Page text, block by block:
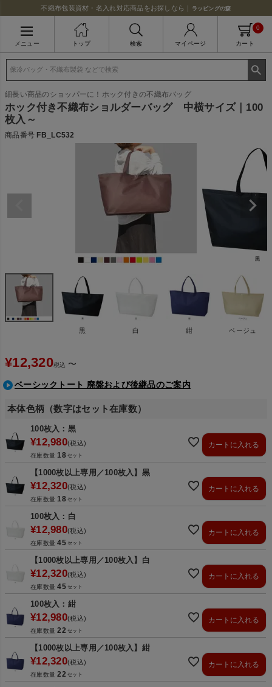
不織布包装資材・名入れ対応商品をお探しなら｜ ラッピングの森
メニュー トップ 検索 マイページ カート
0
細長い商品のショッパーに！ホック付きの不織布バッグ
ホック付き不織布ショルダーバッグ 中横サイズ｜100
枚入～
商品番号 FB_LC532
黒 白 紺 ベージュ
¥12,320税込 〜
ベーシックトート 廃盤および後継品のご案内
本体色柄（数字はセット在庫数）
100枚入：黒
¥12,980 税込
在庫数量 18
カートに入れる
【1000枚以上専用／100枚入】黒
¥12,320 税込
在庫数量 18
カートに入れる
100枚入：白
¥12,980 税込
在庫数量 45
カートに入れる
【1000枚以上専用／100枚入】白
¥12,320 税込
在庫数量 45
カートに入れる
100枚入：紺
¥12,980 税込
在庫数量 22
カートに入れる
【1000枚以上専用／100枚入】紺
¥12,320 税込
在庫数量 22
カートに入れる